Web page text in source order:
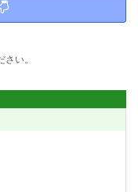
い。